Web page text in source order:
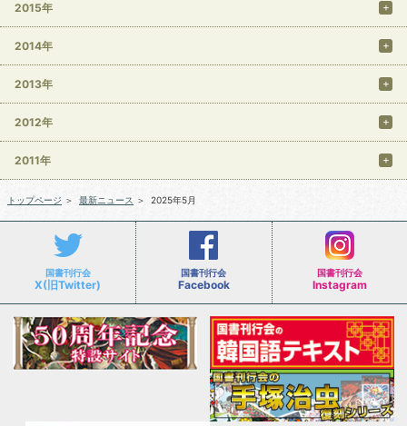
2015年
2014年
2013年
2012年
2011年
トップページ ＞ 最新ニュース ＞ 2025年5月
国書刊行会
X(旧Twitter)
国書刊行会
Facebook
国書刊行会
Instagram